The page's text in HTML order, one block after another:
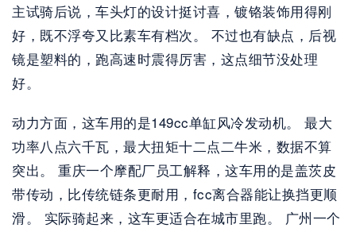
主试骑后说，车头灯的设计挺讨喜，镀铬装饰用得刚
好，既不浮夸又比素车有档次。 不过也有缺点，后视
镜是塑料的，跑高速时震得厉害，这点细节没处理
好。
动力方面，这车用的是149cc单缸风冷发动机。 最大
功率八点六千瓦，最大扭矩十二点二牛米，数据不算
突出。 重庆一个摩配厂员工解释，这车用的是盖茨皮
带传动，比传统链条更耐用，fcc离合器能让换挡更顺
滑。 实际骑起来，这车更适合在城市里跑。 广州一个